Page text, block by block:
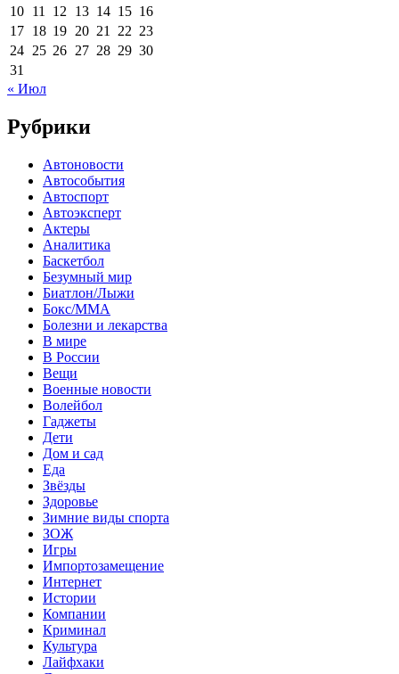
10 11 12 13 14 15 16
17 18 19 20 21 22 23
24 25 26 27 28 29 30
31
« Июл
Рубрики
Автоновости
Автособытия
Автоспорт
Автоэксперт
Актеры
Аналитика
Баскетбол
Безумный мир
Биатлон/Лыжи
Бокс/MMA
Болезни и лекарства
В мире
В России
Вещи
Военные новости
Волейбол
Гаджеты
Дети
Дом и сад
Еда
Звёзды
Здоровье
Зимние виды спорта
ЗОЖ
Игры
Импортозамещение
Интернет
Истории
Компании
Криминал
Культура
Лайфхаки